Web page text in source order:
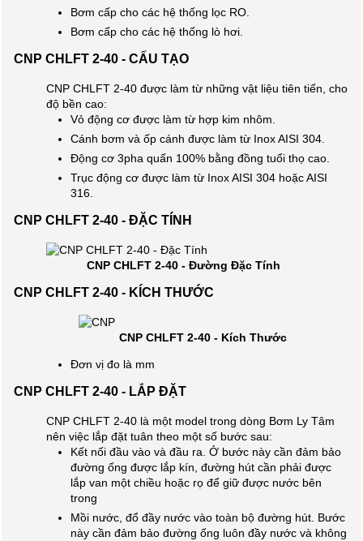
Bơm cấp cho các hệ thống lọc RO.
Bơm cấp cho các hệ thống lò hơi.
CNP CHLFT 2-40 - CẤU TẠO
CNP CHLFT 2-40 được làm từ những vật liệu tiên tiến, cho
độ bền cao:
Vỏ động cơ được làm từ hợp kim nhôm.
Cánh bơm và ốp cánh được làm từ Inox AISI 304.
Động cơ 3pha quấn 100% bằng đồng tuổi thọ cao.
Trục động cơ được làm từ Inox AISI 304 hoặc AISI
316.
CNP CHLFT 2-40 - ĐẶC TÍNH
CNP CHLFT 2-40 - Đường Đặc Tính
CNP CHLFT 2-40 - KÍCH THƯỚC
CNP CHLFT 2-40 - Kích Thước
Đơn vị đo là mm
CNP CHLFT 2-40 - LẮP ĐẶT
CNP CHLFT 2-40 là một model trong dòng Bơm Ly Tâm
nên việc lắp đặt tuân theo một số bước sau:
Kết nối đầu vào và đầu ra. Ở bước này cần đảm bảo
đường ống được lắp kín, đường hút cần phải được
lắp van một chiều hoặc rọ để giữ được nước bên
trong
Mồi nước, đổ đầy nước vào toàn bộ đường hút. Bước
này cần đảm bảo đường ống luôn đầy nước và không